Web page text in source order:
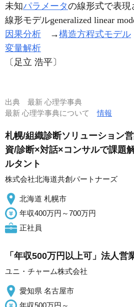
未知パラメータの線形式で表
線形モデルgeneralized linear
因果分析 →構造方程式モデル
変量解析
〔足立 浩平〕
出典 最新 心理学事典
最新 心理学事典について情報
札幌/組織診断ソリューション
資/診断×対話×コンサルで課題
ルタント
株式会社北海道共創パートナーズ
北海道 札幌市
年収400万円～700万円
正社員
「年収500万円以上可」法人営
ユニ・チャーム株式会社
愛知県 名古屋市
年収500万円～